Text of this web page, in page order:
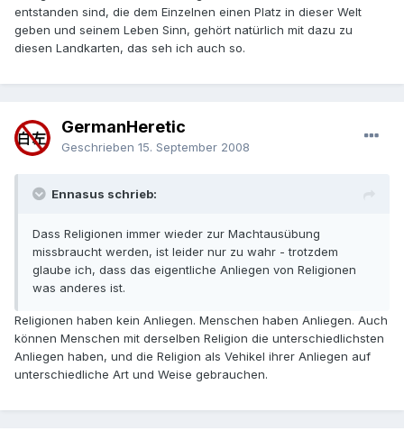
entstanden sind, die dem Einzelnen einen Platz in dieser Welt
geben und seinem Leben Sinn, gehört natürlich mit dazu zu
diesen Landkarten, das seh ich auch so.
GermanHeretic
Geschrieben 15. September 2008
Ennasus schrieb:
Dass Religionen immer wieder zur Machtausübung
missbraucht werden, ist leider nur zu wahr - trotzdem
glaube ich, dass das eigentliche Anliegen von Religionen
was anderes ist.
Religionen haben kein Anliegen. Menschen haben Anliegen. Auch
können Menschen mit derselben Religion die unterschiedlichsten
Anliegen haben, und die Religion als Vehikel ihrer Anliegen auf
unterschiedliche Art und Weise gebrauchen.